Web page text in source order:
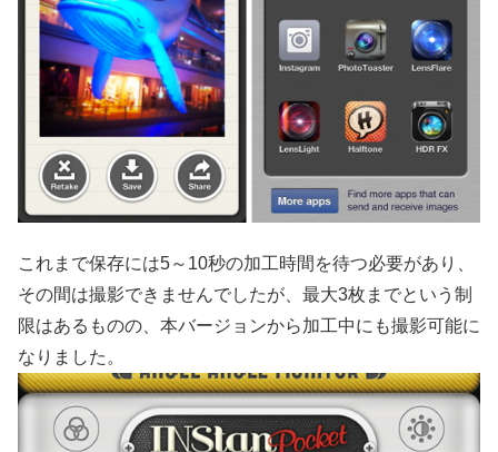
これまで保存には5～10秒の加工時間を待つ必要があり、
その間は撮影できませんでしたが、最大3枚までという制
限はあるものの、本バージョンから加工中にも撮影可能に
なりました。